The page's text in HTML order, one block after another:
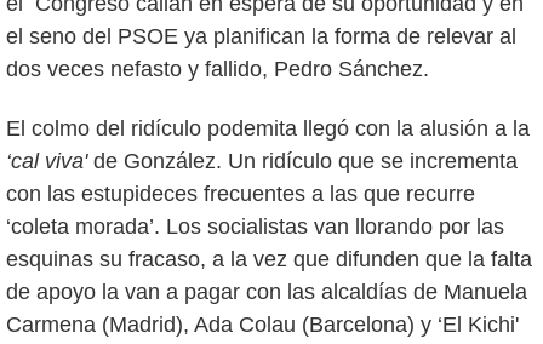
el seno del PSOE ya planifican la forma de relevar al
dos veces nefasto y fallido, Pedro Sánchez.
El colmo del ridículo podemita llegó con la alusión a la
‘cal viva'de González. Un ridículo que se incrementa
con las estupideces frecuentes a las que recurre
‘coleta morada’. Los socialistas van llorando por las
esquinas su fracaso, a la vez que difunden que la falta
de apoyo la van a pagar con las alcaldías de Manuela
Carmena (Madrid), Ada Colau (Barcelona) y ‘El Kichi'